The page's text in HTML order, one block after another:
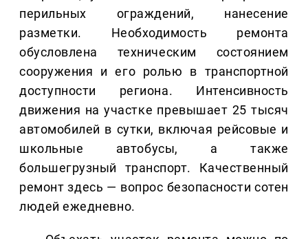
перильных ограждений, нанесение
разметки. Необходимость ремонта
обусловлена техническим состоянием
сооружения и его ролью в транспортной
доступности региона. Интенсивность
движения на участке превышает 25 тысяч
автомобилей в сутки, включая рейсовые и
школьные автобусы, а также
большегрузный транспорт. Качественный
ремонт здесь — вопрос безопасности сотен
людей ежедневно.